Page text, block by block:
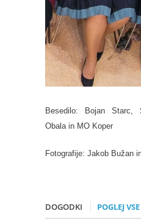
Besedilo: Bojan Starc,
Obala in MO Koper
Fotografije: Jakob Bužan
DOGODKI POGLEJ